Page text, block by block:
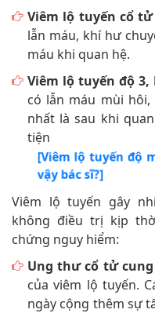
Viêm lộ tuyến cổ
lẫn máu, khí hư
máu khi quan hệ.
Viêm lộ tuyến độ 3,
có lẫn máu mùi
nhất là sau khi
tiện
[Viêm lộ tuyến độ
vậy bác sĩ?]
Viêm lộ tuyến gây
không điều trị kịp
chứng nguy hiểm:
Ung thư cổ tử cung
của viêm lộ tuyến.
ngày cộng thêm sự